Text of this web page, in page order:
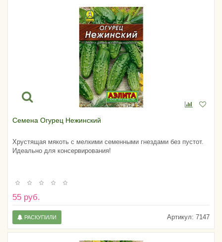
Семена Огурец Нежинский
Хрустящая мякоть с мелкими семенными гнездами без пустот.
Идеально для консервирования!
55 руб.
Артикул: 7147
РАСКУПИЛИ